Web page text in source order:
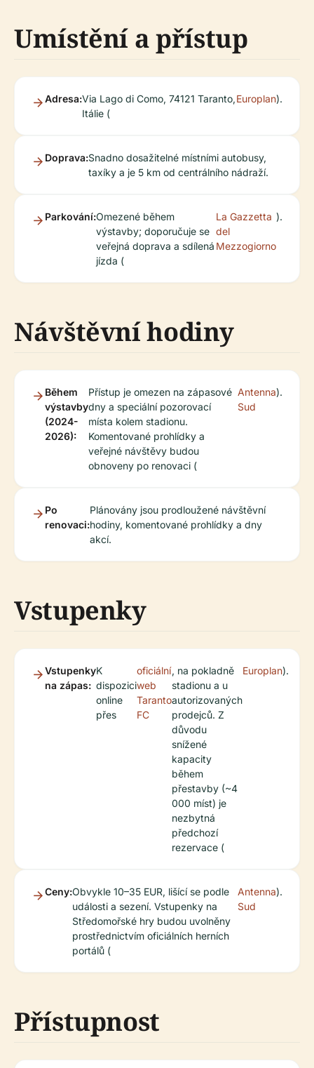
Umístění a přístup
Adresa:Via Lago di Como, 74121 Taranto,
Itálie (
Europlan).
Doprava:Snadno dosažitelné místními autobusy,
taxíky a je 5 km od centrálního nádraží.
Parkování:Omezené během
výstavby; doporučuje se
veřejná doprava a sdílená
jízda (
La Gazzetta
del
Mezzogiorno
).
Návštěvní hodiny
Během
výstavby
(2024-
2026):
Přístup je omezen na zápasové
dny a speciální pozorovací
místa kolem stadionu.
Komentované prohlídky a
veřejné návštěvy budou
obnoveny po renovaci (
Antenna
Sud
).
Po
renovaci:
Plánovány jsou prodloužené návštěvní
hodiny, komentované prohlídky a dny
akcí.
Vstupenky
Vstupenky
na zápas:
K
dispozici
online
přes
oficiální
web
Taranto
FC
, na pokladně
stadionu a u
autorizovaných
prodejců. Z
důvodu
snížené
kapacity
během
přestavby (~4
000 míst) je
nezbytná
předchozí
rezervace (
Europlan).
Ceny:Obvykle 10–35 EUR, lišící se podle
události a sezení. Vstupenky na
Středomořské hry budou uvolněny
prostřednictvím oficiálních herních
portálů (
Antenna
Sud
).
Přístupnost